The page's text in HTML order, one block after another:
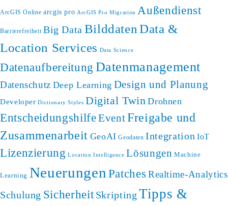
ArcGIS Online arcgis pro ArcGIS Pro Migration Außendienst
Barrierefreiheit Big Data Bilddaten Data &
Location Services Data Science
Datenaufbereitung Datenmanagement
Datenschutz Deep Learning Design und Planung
Developer Dictionary Styles Digital Twin Drohnen
EntscheidungshilfeEventFreigabe und
Zusammenarbeit GeoAI Geodaten Integration IoT
Lizenzierung Location Intelligence Lösungen Machine
Learning Neuerungen Patches Realtime-Analytics
Schulung Sicherheit Skripting Tipps &